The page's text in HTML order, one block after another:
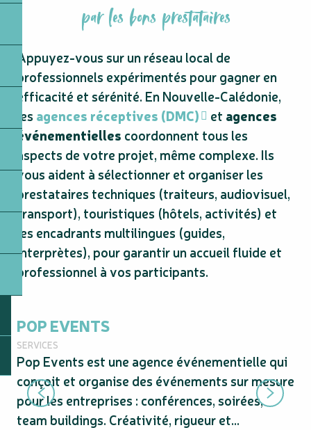
Adopter un lieu
5
par les bons prestataires
Appuyez-vous sur un réseau local de
professionnels expérimentés pour gagner en
efficacité et sérénité. En Nouvelle-Calédonie,
les agences réceptives (DMC) et agences
événementielles coordonnent tous les
aspects de votre projet, même complexe. Ils
vous aident à sélectionner et organiser les
prestataires techniques (traiteurs, audiovisuel,
transport), touristiques (hôtels, activités) et
les encadrants multilingues (guides,
interprètes), pour garantir un accueil fluide et
professionnel à vos participants.
POP EVENTS
SERVICES
Pop Events est une agence événementielle qui
conçoit et organise des événements sur mesure
pour les entreprises : conférences, soirées,
team buildings. Créativité, rigueur et...